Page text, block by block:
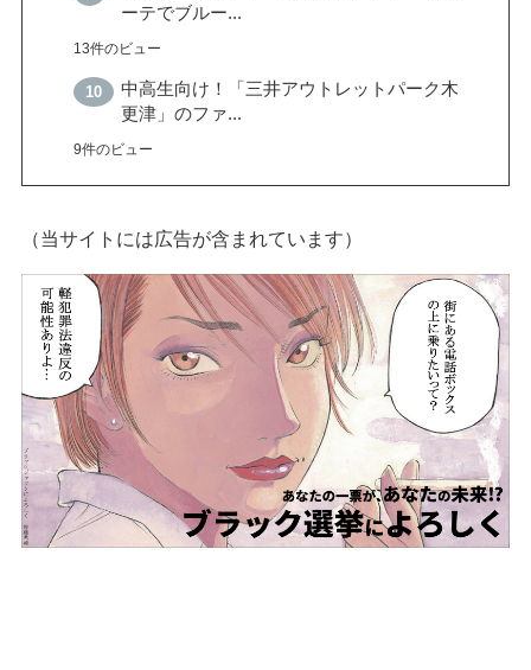
ーテでブルー...
13件のビュー
中高生向け！「三井アウトレットパーク木
更津」のファ...
9件のビュー
（当サイトには広告が含まれています）